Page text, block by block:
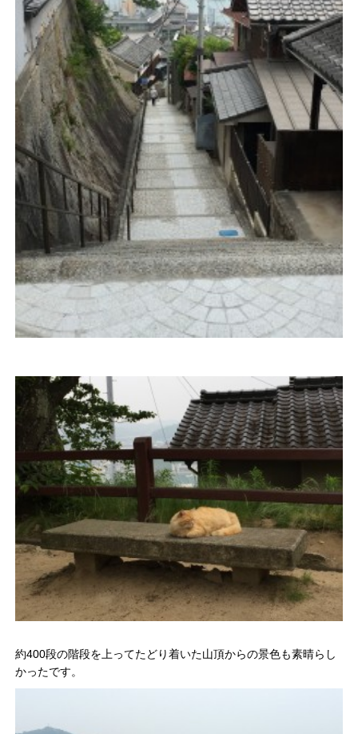
約400段の階段を上ってたどり着いた山頂からの景色も素晴らし
かったです。